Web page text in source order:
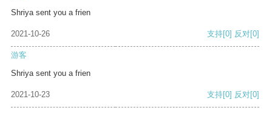
Shriya sent you a frien
2021-10-26 支持[0] 反对[0]
游客
Shriya sent you a frien
2021-10-23 支持[0] 反对[0]